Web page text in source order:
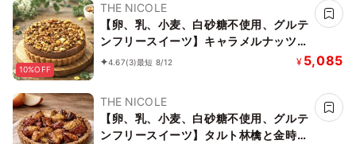
10%OFF
THE NICOLE
【卵、乳、小麦、白砂糖不使用、グルテ
ンフリースイーツ】キャラメルナッツバ
ナーヌショコラ【京豆腐仕込み】 5号
ィーガンケーキ》 《無添加》《アレル
ギー配慮》
4.67(3)最短 8/12 ¥ 5,085
THE NICOLE
【卵、乳、小麦、白砂糖不使用、グルテ
ンフリースイーツ】タルト林檎と金時芋